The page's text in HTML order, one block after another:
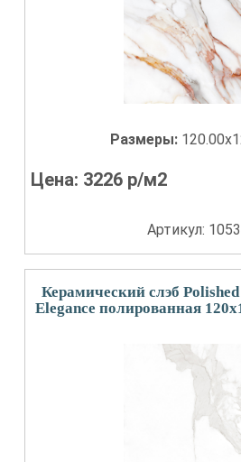
Размеры:
Цена: 3226 р/м2
Артикул:
Керамический слэб
Elegance полированная